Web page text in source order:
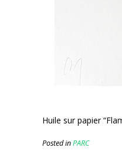
Huile sur papier
Posted inPARC